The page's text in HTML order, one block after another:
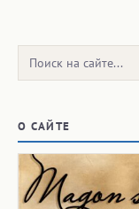
Поиск:
О САЙТЕ